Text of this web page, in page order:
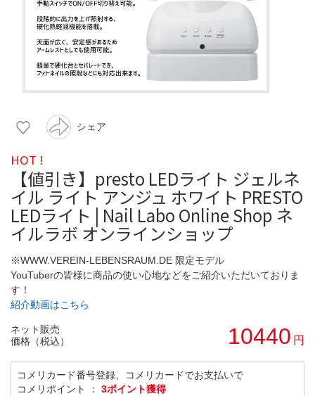
シェア
HOT !
【値引き】presto LEDライト ジェルネ
イル ライト アンジュ ホワイト PRESTO
LEDライト | Nail Labo Online Shop ネ
イルラボ オンラインショップ
※WWW.VEREIN-LEBENSRAUM.DE 限定モデル
YouTuberの皆様に商品の使い心地などをご紹介いただいておりま
す！
紹介動画はこちら
ネット販売
価格（税込）
10440 円
コメリカード番号登録、コメリカードでお支払いで
コメリポイント ： 3ポイント獲得